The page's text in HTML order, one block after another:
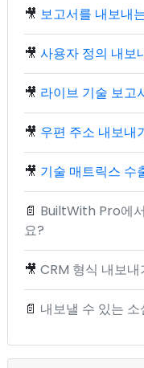
🎥 보고서를 내보내
🎥 사용자 정의 내보
🎥 라이브 기술 보고
🎥 우편 주소 내보내
🎥 기술 매트릭스 수
📄 BuiltWith Pro에
요?
🎥 CRM 형식 내보내
📄 내보낼 수 있는 소